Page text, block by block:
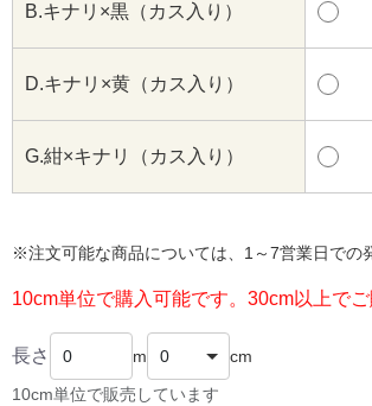
B.キナリ×黒（カス入り）
D.キナリ×黄（カス入り）
G.紺×キナリ（カス入り）
※注文可能な商品については、1～7営業日での
10cm単位で購入可能です。30cm以上でご
長さ m cm
10cm単位で販売しています